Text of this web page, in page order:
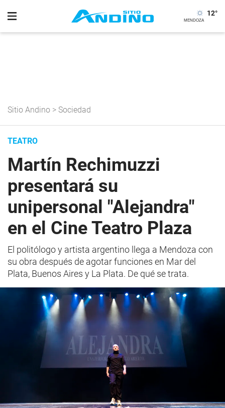
12°
Sitio Andino > Sociedad
TEATRO
Martín Rechimuzzi
presentará su
unipersonal "Alejandra"
en el Cine Teatro Plaza
El politólogo y artista argentino llega a Mendoza con
su obra después de agotar funciones en Mar del
Plata, Buenos Aires y La Plata. De qué se trata.